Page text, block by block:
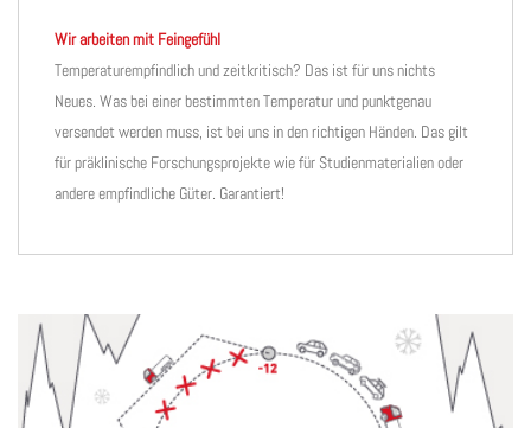
Wir arbeiten mit Feingefühl
Temperaturempfindlich und zeitkritisch? Das ist für uns nichts
Neues. Was bei einer bestimmten Temperatur und punktgenau
versendet werden muss, ist bei uns in den richtigen Händen. Das gilt
für präklinische Forschungsprojekte wie für Studienmaterialien oder
andere empfindliche Güter. Garantiert!